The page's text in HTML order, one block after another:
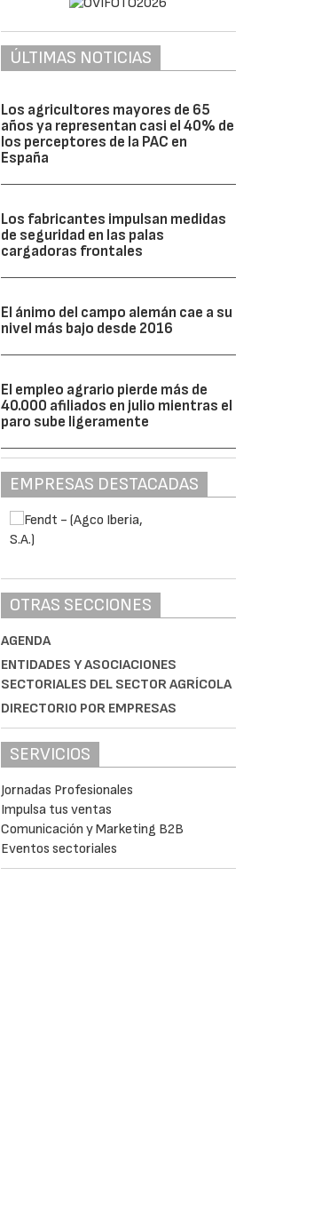
ÚLTIMAS NOTICIAS
Los agricultores mayores de 65
años ya representan casi el 40% de
los perceptores de la PAC en
España
Los fabricantes impulsan medidas
de seguridad en las palas
cargadoras frontales
El ánimo del campo alemán cae a su
nivel más bajo desde 2016
El empleo agrario pierde más de
40.000 afiliados en julio mientras el
paro sube ligeramente
EMPRESAS DESTACADAS
OTRAS SECCIONES
AGENDA
ENTIDADES Y ASOCIACIONES
SECTORIALES DEL SECTOR AGRÍCOLA
DIRECTORIO POR EMPRESAS
SERVICIOS
Jornadas Profesionales
Impulsa tus ventas
Comunicación y Marketing B2B
Eventos sectoriales